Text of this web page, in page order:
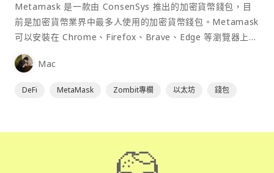
Metamask 是一款由 ConsenSys 推出的加密貨幣錢包，目
前是加密貨幣業界中最多人使用的加密貨幣錢包。Metamask
可以安裝在 Chrome、Firefox、Brave、Edge 等瀏覽器上作
為插件使用，具備許多功能且使用上非常方便。
Mac
DeFi MetaMask Zombit專欄 以太坊 錢包